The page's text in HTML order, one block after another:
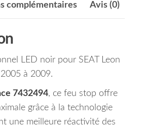
complémentaires Avis (0)
LED noir pour SEAT Leon
à 2009.
7432494, ce feu stop offre
grâce à la technologie
une meilleure réactivité des